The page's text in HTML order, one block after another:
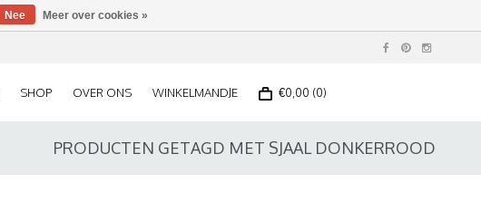
SHOP OVER ONS WINKELMANDJE €0,00 (0)
PRODUCTEN GETAGD MET SJAAL DONKERROOD
Nee Meer over cookies »